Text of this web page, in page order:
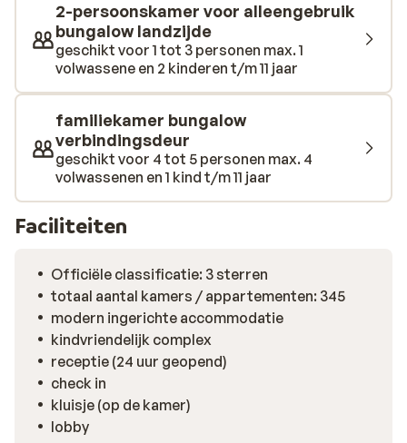
veilig spetteren in het kinderzwembad naast het grote
zwembad met comfortabele zonnebedjes. Iets meer
beweging? Sportliefhebbers kunnen zich uitleven op
het basketbalveld of de tennisbaan.
2-persoonskamer voor alleengebruik
bungalow landzijde
geschikt voor 1 tot 3 personen max. 1
volwassene en 2 kinderen t/m 11 jaar
familiekamer bungalow
verbindingsdeur
geschikt voor 4 tot 5 personen max. 4
volwassenen en 1 kind t/m 11 jaar
Faciliteiten
Officiële classificatie: 3 sterren
totaal aantal kamers / appartementen: 345
modern ingerichte accommodatie
kindvriendelijk complex
receptie (24 uur geopend)
check in
kluisje (op de kamer)
lobby